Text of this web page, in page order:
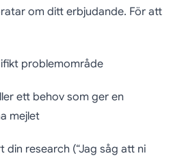
om ditt erbjudande. För att
problemområde
ett behov som ger en
mejlet
din research (“Jag såg att ni